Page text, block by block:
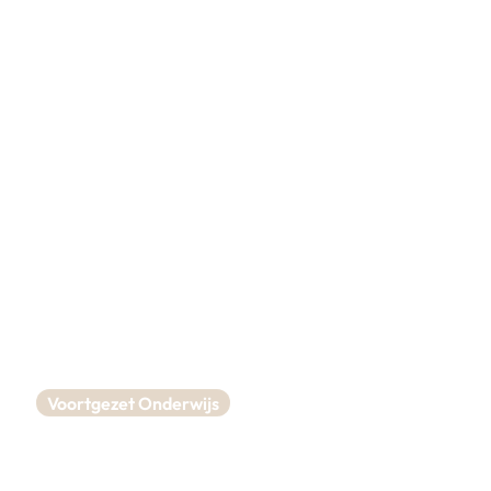
Voortgezet Onderwijs